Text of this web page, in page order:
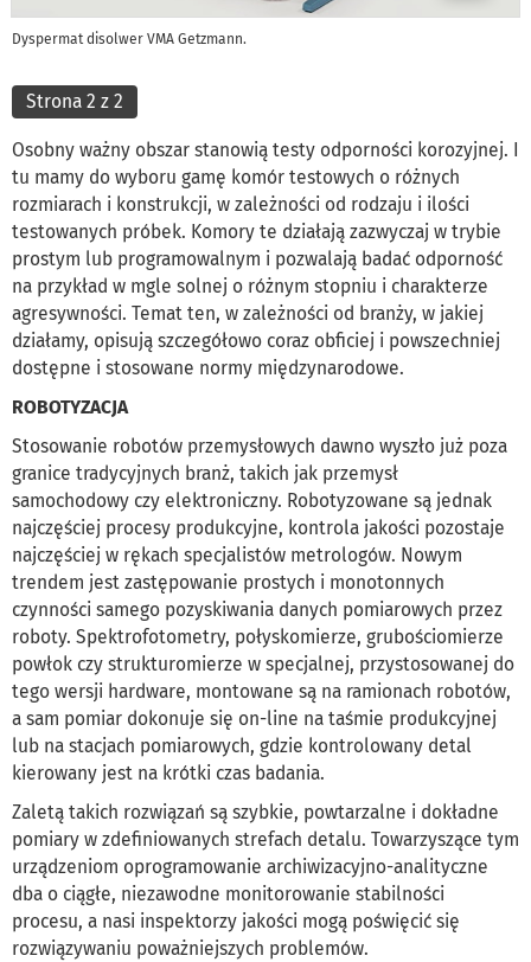
Dyspermat disolwer VMA Getzmann.
Strona 2 z 2
Osobny ważny obszar stanowią testy odporności korozyjnej. I
tu mamy do wyboru gamę komór testowych o różnych
rozmiarach i konstrukcji, w zależności od rodzaju i ilości
testowanych próbek. Komory te działają zazwyczaj w trybie
prostym lub programowalnym i pozwalają badać odporność
na przykład w mgle solnej o różnym stopniu i charakterze
agresywności. Temat ten, w zależności od branży, w jakiej
działamy, opisują szczegółowo coraz obficiej i powszechniej
dostępne i stosowane normy międzynarodowe.
ROBOTYZACJA
Stosowanie robotów przemysłowych dawno wyszło już poza
granice tradycyjnych branż, takich jak przemysł
samochodowy czy elektroniczny. Robotyzowane są jednak
najczęściej procesy produkcyjne, kontrola jakości pozostaje
najczęściej w rękach specjalistów metrologów. Nowym
trendem jest zastępowanie prostych i monotonnych
czynności samego pozyskiwania danych pomiarowych przez
roboty. Spektrofotometry, połyskomierze, grubościomierze
powłok czy strukturomierze w specjalnej, przystosowanej do
tego wersji hardware, montowane są na ramionach robotów,
a sam pomiar dokonuje się on-line na taśmie produkcyjnej
lub na stacjach pomiarowych, gdzie kontrolowany detal
kierowany jest na krótki czas badania.
Zaletą takich rozwiązań są szybkie, powtarzalne i dokładne
pomiary w zdefiniowanych strefach detalu. Towarzyszące tym
urządzeniom oprogramowanie archiwizacyjno-analityczne
dba o ciągłe, niezawodne monitorowanie stabilności
procesu, a nasi inspektorzy jakości mogą poświęcić się
rozwiązywaniu poważniejszych problemów.